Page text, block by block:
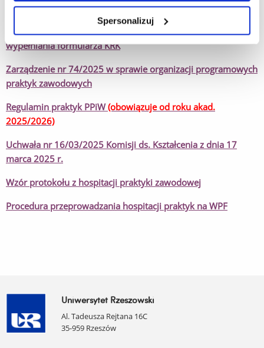
Spersonalizuj
informacyjna RODO
Załącznik nr 4 do zarządzenia140_2025- instrukcja
wypełniania formularza KRK
Zarządzenie nr 74/2025 w sprawie organizacji programowych
praktyk zawodowych
Regulamin praktyk PPiW(obowiązuje od roku akad.
2025/2026)
Uchwała nr 16/03/2025 Komisji ds. Kształcenia z dnia 17
marca 2025 r.
Wzór protokołu z hospitacji praktyki zawodowej
Procedura przeprowadzania hospitacji praktyk na WPF
Uniwersytet Rzeszowski
Al. Tadeusza Rejtana 16C
35-959 Rzeszów